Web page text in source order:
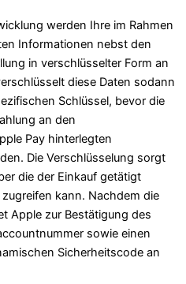
werden Ihre im Rahmen
Informationen nebst den
in verschlüsselter Form an
diese Daten sodann
Schlüssel, bevor die
an den
Pay hinterlegten
Die Verschlüsselung sorgt
die der Einkauf getätigt
kann. Nachdem die
Apple zur Bestätigung des
sowie einen
Sicherheitscode an